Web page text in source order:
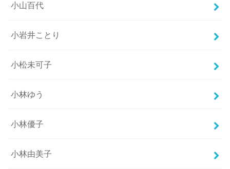
小山百代
小岩井ことり
小松未可子
小林ゆう
小林優子
小林由美子